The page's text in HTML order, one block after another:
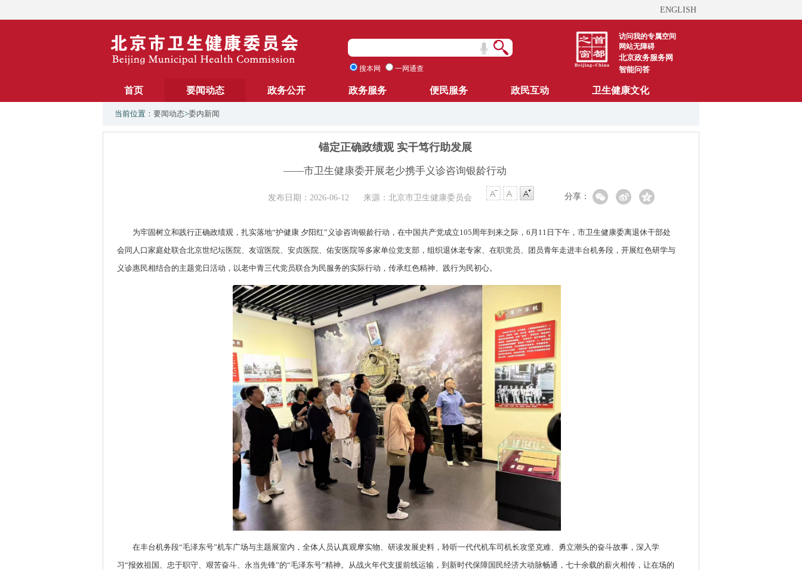
ENGLISH
访问我的专属空间
网站无障碍
北京政务服务网
智能问答
搜本网 一网通查
首页 要闻动态 政务公开 政务服务 便民服务 政民互动 卫生健康文化
当前位置： 要闻动态>委内新闻
锚定正确政绩观 实干笃行助发展
——市卫生健康委开展老少携手义诊咨询银龄行动
发布日期：2026-06-12 来源：北京市卫生健康委员会 分享：
为牢固树立和践行正确政绩观，扎实落地“护健康 夕阳红”义诊咨询银龄行动，在中国共产党成立105周年到来之际，6月11日下午，市卫生健康委离退休干部处
会同人口家庭处联合北京世纪坛医院、友谊医院、安贞医院、佑安医院等多家单位党支部，组织退休老专家、在职党员、团员青年走进丰台机务段，开展红色研学与
义诊惠民相结合的主题党日活动，以老中青三代党员联合为民服务的实际行动，传承红色精神、践行为民初心。
在丰台机务段“毛泽东号”机车广场与主题展室内，全体人员认真观摩实物、研读发展史料，聆听一代代机车司机长攻坚克难、勇立潮头的奋斗故事，深入学
习“报效祖国、忠于职守、艰苦奋斗、永当先锋”的“毛泽东号”精神。从战火年代支援前线运输，到新时代保障国民经济大动脉畅通，七十余载的薪火相传，让在场的